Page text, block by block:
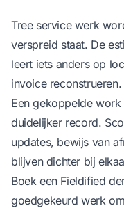
Tree service werk
verspreid staat. De
leert iets anders op
invoice reconstrueren.
Een gekoppelde
duidelijker record.
updates, bewijs van
blijven dichter bij
Boek een Fieldified
goedgekeurd werk